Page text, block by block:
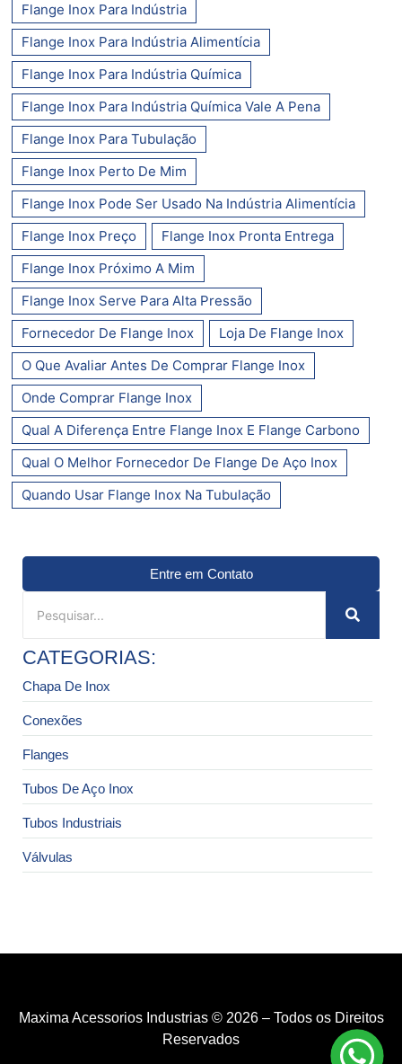
Flange Inox Para Indústria
Flange Inox Para Indústria Alimentícia
Flange Inox Para Indústria Química
Flange Inox Para Indústria Química Vale A Pena
Flange Inox Para Tubulação
Flange Inox Perto De Mim
Flange Inox Pode Ser Usado Na Indústria Alimentícia
Flange Inox Preço
Flange Inox Pronta Entrega
Flange Inox Próximo A Mim
Flange Inox Serve Para Alta Pressão
Fornecedor De Flange Inox
Loja De Flange Inox
O Que Avaliar Antes De Comprar Flange Inox
Onde Comprar Flange Inox
Qual A Diferença Entre Flange Inox E Flange Carbono
Qual O Melhor Fornecedor De Flange De Aço Inox
Quando Usar Flange Inox Na Tubulação
Entre em Contato
CATEGORIAS:
Chapa De Inox
Conexões
Flanges
Tubos De Aço Inox
Tubos Industriais
Válvulas
Maxima Acessorios Industrias © 2026 – Todos os Direitos
Reservados